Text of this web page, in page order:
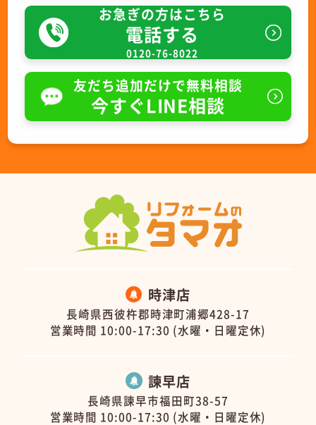
お急ぎの方はこちら
電話する
0120-76-8022
友だち追加だけで無料相談
今すぐLINE相談
時津店
長崎県西彼杵郡時津町浦郷428-17
営業時間 10:00-17:30 (水曜・日曜定休)
諫早店
長崎県諫早市福田町38-57
営業時間 10:00-17:30 (水曜・日曜定休)